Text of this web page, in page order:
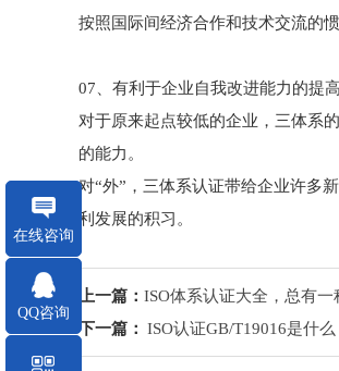
按照国际间经济合作和技术交流的
07、有利于企业自我改进能力的提高
对于原来起点较低的企业，三体系
的能力。
对“外”，三体系认证带给企业许多
利发展的积习。
上一篇： ISO体系认证大全，总有
下一篇： ISO认证GB/T19016是什
在线咨询
QQ咨询